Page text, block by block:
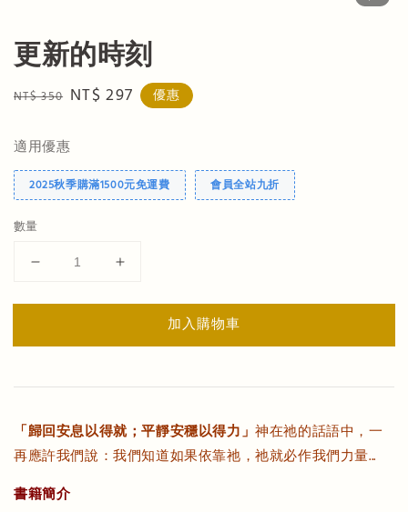
更新的時刻
Regular
NT$ 350 Sale
NT$ 297 優惠
適用優惠
2025秋季購滿1500元免運費 會員全站九折
數量
加入購物車
「歸回安息以得就；平靜安穩以得力」神在祂的話語中，一
再應許我們說：我們知道如果依靠祂，祂就必作我們力量...
書籍簡介